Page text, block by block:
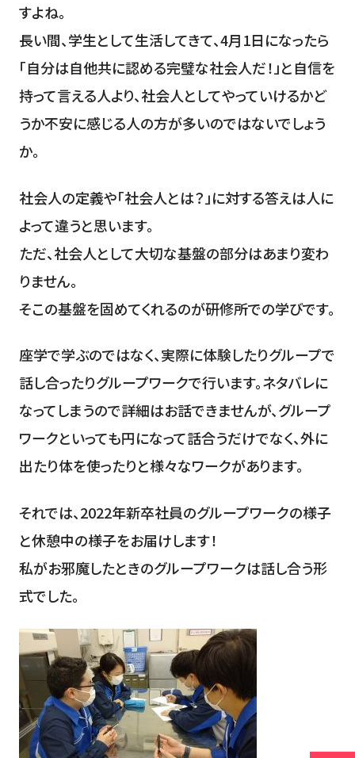
すよね。
長い間、学生として生活してきて、4月1日になったら
「自分は自他共に認める完璧な社会人だ！」と自信を
持って言える人より、社会人としてやっていけるかど
うか不安に感じる人の方が多いのではないでしょう
か。
社会人の定義や「社会人とは？」に対する答えは人に
よって違うと思います。
ただ、社会人として大切な基盤の部分はあまり変わ
りません。
そこの基盤を固めてくれるのが研修所での学びです。
座学で学ぶのではなく、実際に体験したりグループで
話し合ったりグループワークで行います。ネタバレに
なってしまうので詳細はお話できませんが、グループ
ワークといっても円になって話合うだけでなく、外に
出たり体を使ったりと様々なワークがあります。
それでは、2022年新卒社員のグループワークの様子
と休憩中の様子をお届けします！
私がお邪魔したときのグループワークは話し合う形
式でした。